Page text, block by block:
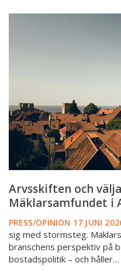
Arvsskiften
Almedalen
2026
Arvsskiften och
Mäklarsamfundet i
PRESS/OPINION 17 JUNI
sig med stormsteg.
branschens perspektiv på
bostadspolitik – och håller…